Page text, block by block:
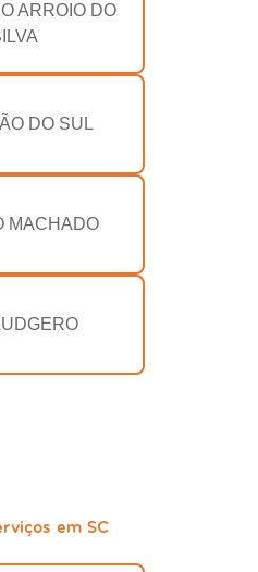
ARROIO DO
DO SUL
MACHADO
em SC